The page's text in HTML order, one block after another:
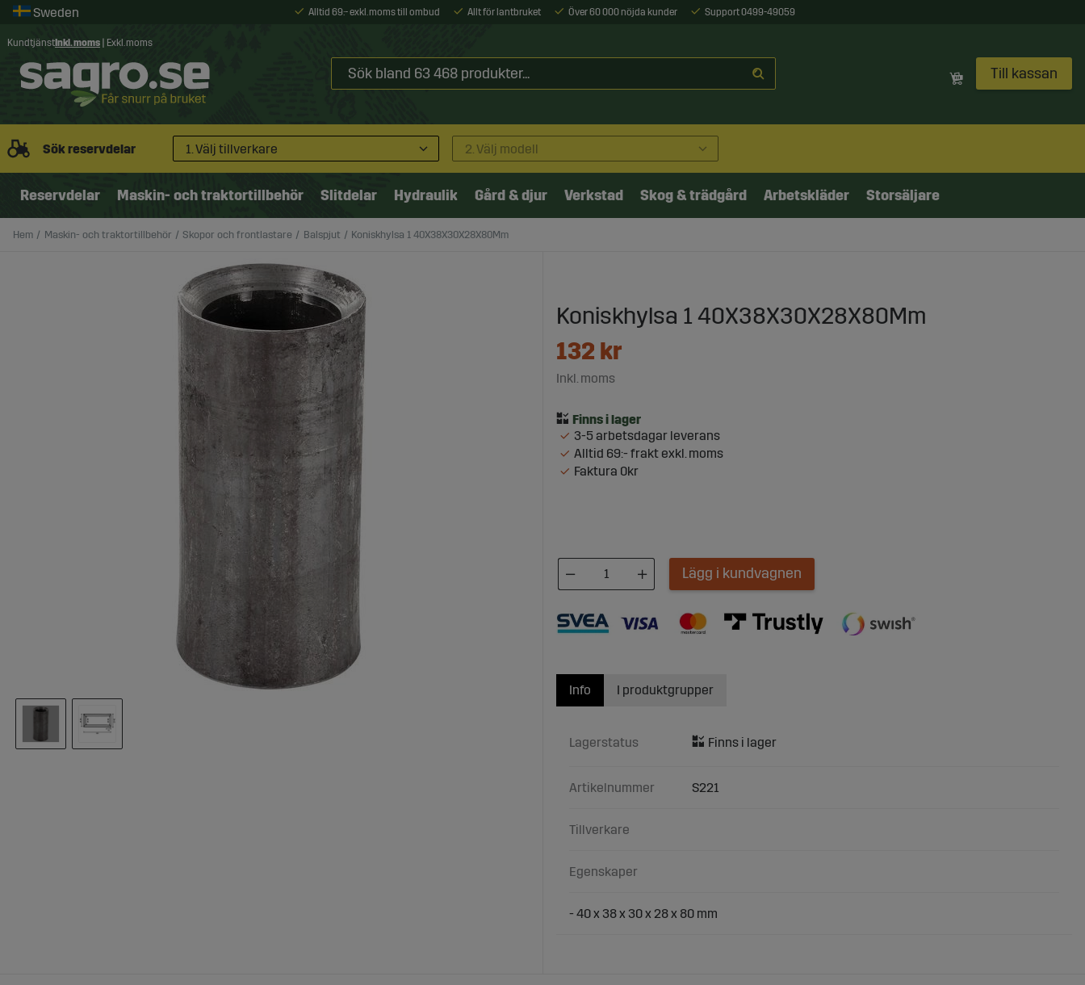
Alltid 69:- exkl. moms till ombud Allt för lantbruket Över 60 000 nöjda kunder Support 0499-49059
Kundtjänst Inkl. moms Exkl. moms
Till kassan
Sök reservdelar 1. Välj tillverkare 2. Välj modell
Reservdelar Maskin- och traktortillbehör Slitdelar Hydraulik Gård & djur Verkstad Skog & trädgård Arbetskläder Storsäljare
Hem Maskin- och traktortillbehör Skopor och frontlastare Balspjut Koniskhylsa 1 40X38X30X28X80Mm
Koniskhylsa 1 40X38X30X28X80Mm
132 kr
Inkl. moms
3-5 arbetsdagar leverans
Alltid 69:- frakt exkl. moms
Faktura 0kr
Lägg i kundvagnen
Info
Lagerstatus
Artikelnummer S221
Tillverkare
Egenskaper
- 40 x 38 x 30 x 28 x 80 mm
I produktgrupper